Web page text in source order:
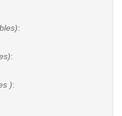
:
:
):